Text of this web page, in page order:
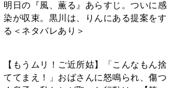
く息子。私たちが取った行動は…【第3
話】
『Tシャツが乾くまで』第5話予告。心を
なんでそれが過ぎたら…」＜ネタバレあ
り＞